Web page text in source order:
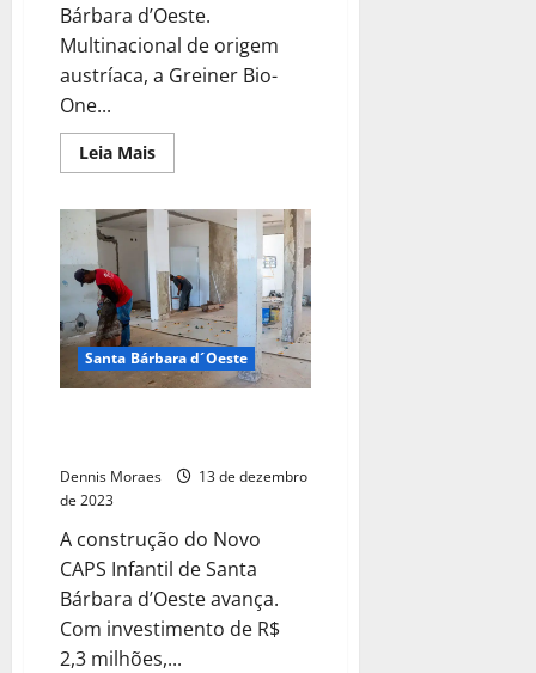
Bárbara d’Oeste.
Multinacional de origem
austríaca, a Greiner Bio-
One...
Leia Mais
Santa Bárbara d´Oeste
Dennis Moraes
13 de dezembro
de 2023
A construção do Novo
CAPS Infantil de Santa
Bárbara d’Oeste avança.
Com investimento de R$
2,3 milhões,...